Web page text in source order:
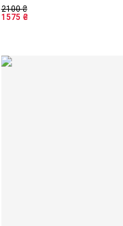
2100₴
1575 ₴